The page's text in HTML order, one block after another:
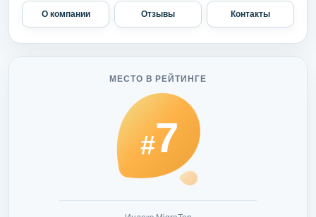
О компании Отзывы Контакты
МЕСТО В РЕЙТИНГЕ
#7